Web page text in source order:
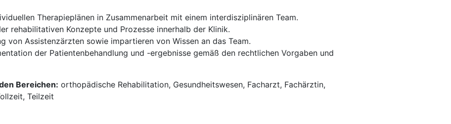
Therapieplänen in Zusammenarbeit mit einem interdisziplinären Team.
rehabilitativen Konzepte und Prozesse innerhalb der Klinik.
von Assistenzärzten sowie impartieren von Wissen an das Team.
der Patientenbehandlung und -ergebnisse gemäß den rechtlichen Vorgaben und
Bereichen: orthopädische Rehabilitation, Gesundheitswesen, Facharzt, Fachärztin,
Teilzeit